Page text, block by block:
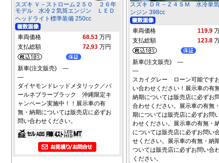
スズキ Ｖ－ストローム２５０ ２６年
モデル 水冷２気筒エンジン ＬＥＤ
ヘッドライト標準装備 250cc
車両価格 68.53 万円
支払総額
72.93 万円
新車(注文販売) ―
―
ダイヤモンドレッドメタリック／パ
ールネブラーブラック 沖縄限定キ
ャンペーン実施中！！展示車の有
無・納期については販売店に必ずお
問い合わせください。
スズキ ＤＲ－Ｚ４ＳＭ 水冷単
ンジン 398cc
車両価格 119.9
支払総額
123.8
新車(注文販売) ―
―
スカイグレー ローン可能です
い合わせください！展示車の有
納期については販売店に必ずお
合わせください。展示車の有無
期については販売店に必ずお問
わせください。展示車の有無・
については販売店に必ずお問い
せください。展示車の有無・納
ついては販売店に必ずお問い合
ください。